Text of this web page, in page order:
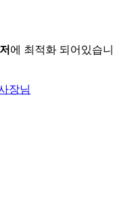
에 최적화 되어있습니
장님